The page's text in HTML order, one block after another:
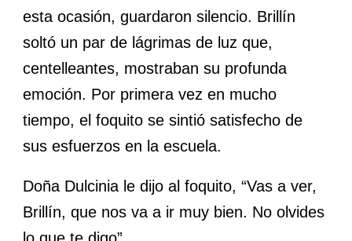
esta ocasión, guardaronsilencio. Brillín
soltó un par de lágrimas de luz que,
centelleantes, mostraban su profunda
emoción. Por primera vez en mucho
tiempo, el foquito se sintió satisfecho de
sus esfuerzos en la escuela.
Doña Dulcinia le dijo al foquito, “Vas a ver,
Brillín, que nos va a ir muy bien. No olvides